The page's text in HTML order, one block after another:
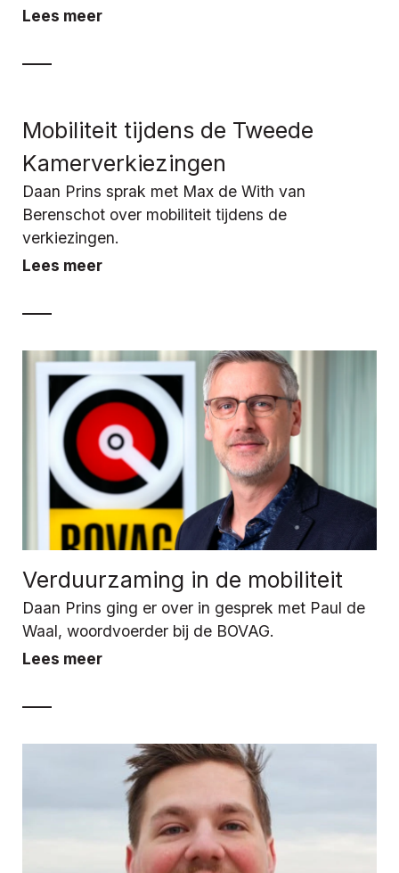
Lees meer
Mobiliteit tijdens de Tweede
Kamerverkiezingen
Daan Prins sprak met Max de With van
Berenschot over mobiliteit tijdens de
verkiezingen.
Lees meer
Verduurzaming in de mobiliteit
Daan Prins ging er over in gesprek met Paul de
Waal, woordvoerder bij de BOVAG.
Lees meer